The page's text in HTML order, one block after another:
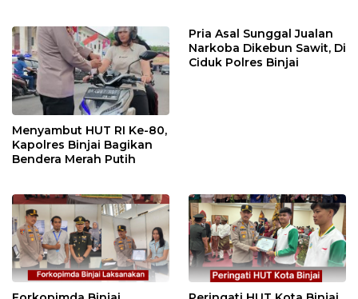
Menyambut HUT RI Ke-80,
Kapolres Binjai Bagikan
Bendera Merah Putih
Pria Asal Sunggal Jualan
Narkoba Dikebun Sawit, Di
Ciduk Polres Binjai